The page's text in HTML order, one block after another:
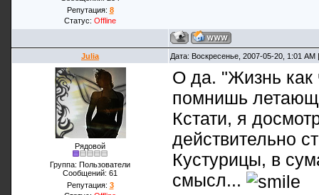
Репутация: 8
Статус: Offline
Julia Дата: Воскресенье, 2007-05-20, 1:01
Рядовой
Группа: Пользователи
Сообщений: 61
Репутация: 3
О да. "Жизнь как
помнишь
Кстати, я
действительно
Кустурицы, в
смысл...